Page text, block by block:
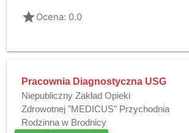
gradeOcena: 0.0
Pracownia Diagnostyczna USG
Niepubliczny Zakład Opieki
Zdrowotnej "MEDICUS" Przychodnia
Rodzinna w Brodnicy